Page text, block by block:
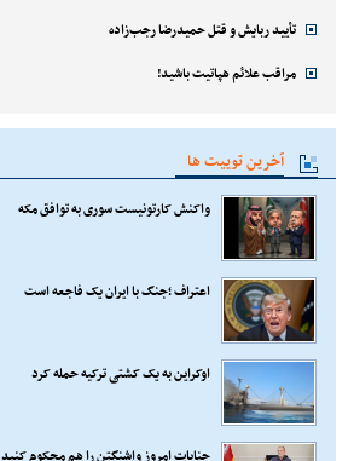
تأیید ربایش و قتل حمیدرضا رجب‌زاده
مراقب علائم هپاتیت باشید!
آخرین توییت ها
واکنش کارتونیست سوری به توافق مکه
اعتراف ؛جنگ با ایران یک فاجعه است
اوکراین به یک کشتی ترکیه حمله کرد
جنایات امروز واشنگتن را هم محکوم کنید